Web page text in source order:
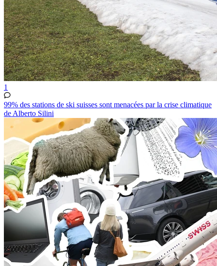
1
99% des stations de ski suisses sont menacées par la crise climatique
de Alberto Silini